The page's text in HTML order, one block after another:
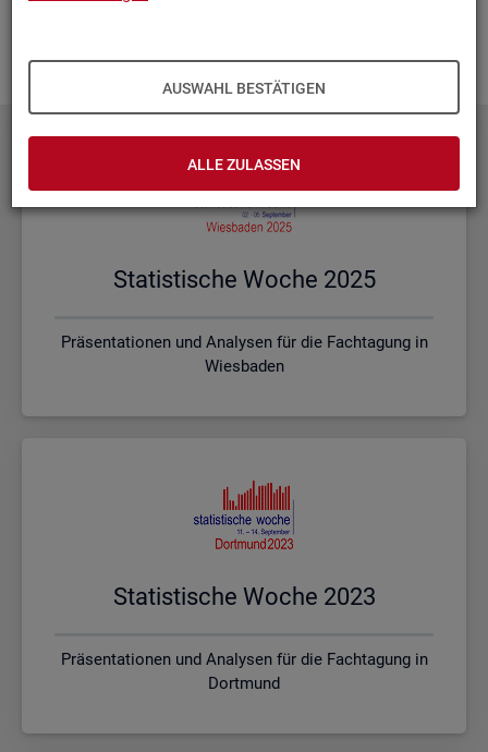
AUSWAHL BESTÄTIGEN
ALLE ZULASSEN
Sta­tis­ti­sche Woche 2025
Präsentationen und Analysen für die Fachtagung in
Wiesbaden
Sta­tis­ti­sche Woche 2023
Präsentationen und Analysen für die Fachtagung in
Dortmund